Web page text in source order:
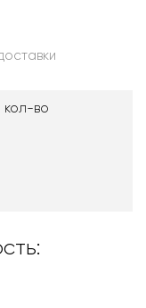
кол-во